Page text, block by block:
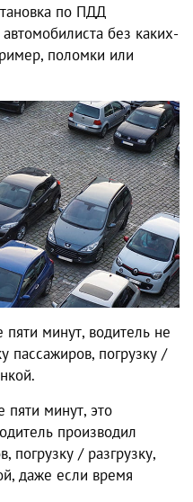
по ПДД
без каких-
поломки или
минут, водитель не
пассажиров, погрузку /
пяти минут, это
производил
погрузку / разгрузку,
даже если время